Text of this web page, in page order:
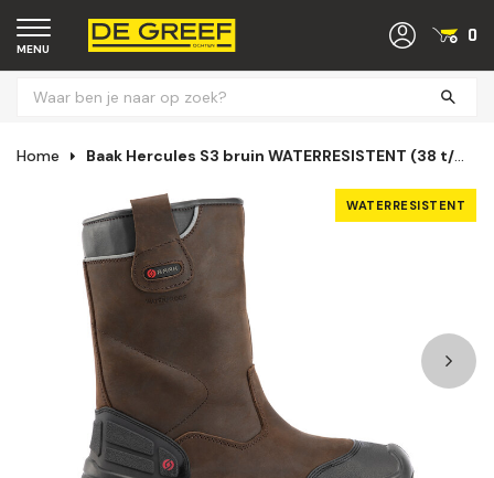
MENU
0
Home Baak Hercules S3 bruin WATERRESISTENT (38 t/m 48)
WATERRESISTENT